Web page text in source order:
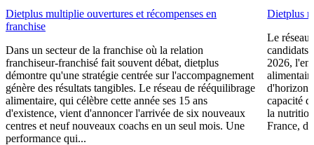
Dietplus multiplie ouvertures et récompenses en
franchise
Dans un secteur de la franchise où la relation
franchiseur-franchisé fait souvent débat, dietplus
démontre qu'une stratégie centrée sur l'accompagnement
génère des résultats tangibles. Le réseau de rééquilibrage
alimentaire, qui célèbre cette année ses 15 ans
d'existence, vient d'annoncer l'arrivée de six nouveaux
centres et neuf nouveaux coachs en un seul mois. Une
performance qui...
Dietplus
Le réseau
candidats
2026,
capacité
la
France,